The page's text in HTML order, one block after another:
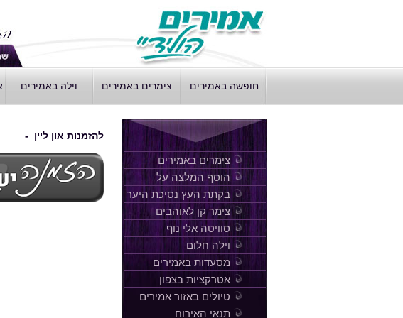
חופשה באמירים צימרים באמירים וילה באמירים
צימרים באמירים
הוסף המלצה על
אמירים הולידי
בקתת העץ נסיכת היער
צימר קן לאוהבים
סוויטה אלי נוף
וילה חלום
מסעדות באמירים
אטרקציות בצפון
טיולים באזור אמירים
תנאי האירוח
להזמנות און ליין -